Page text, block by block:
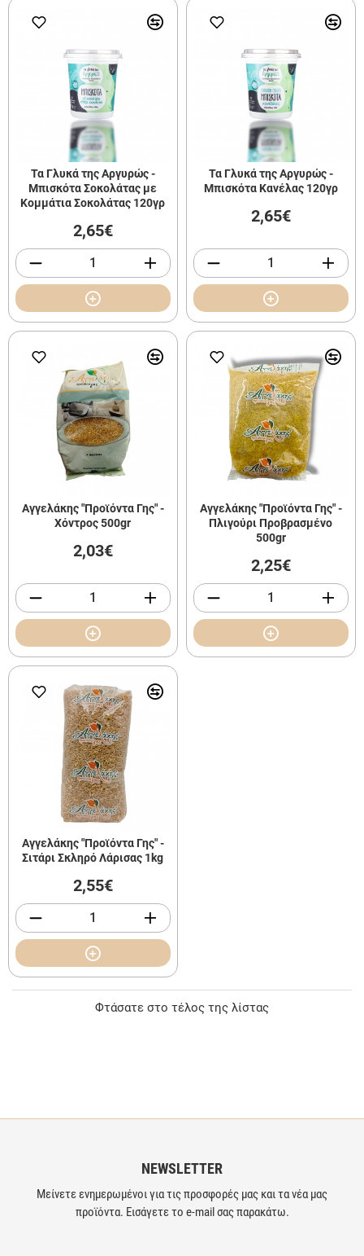
Τα Γλυκά της Αργυρώς -
Μπισκότα Σοκολάτας με
Κομμάτια Σοκολάτας 120γρ
2,65€
Τα Γλυκά της Αργυρώς -
Μπισκότα Κανέλας 120γρ
2,65€
Αγγελάκης "Προϊόντα Γης" -
Χόντρος 500gr
2,03€
Αγγελάκης "Προϊόντα Γης" -
Πλιγούρι Προβρασμένο
500gr
2,25€
Αγγελάκης "Προϊόντα Γης" -
Σιτάρι Σκληρό Λάρισας 1kg
2,55€
Φτάσατε στο τέλος της λίστας
NEWSLETTER
Μείνετε ενημερωμένοι για τις προσφορές μας και τα νέα μας
προϊόντα. Εισάγετε το e-mail σας παρακάτω.